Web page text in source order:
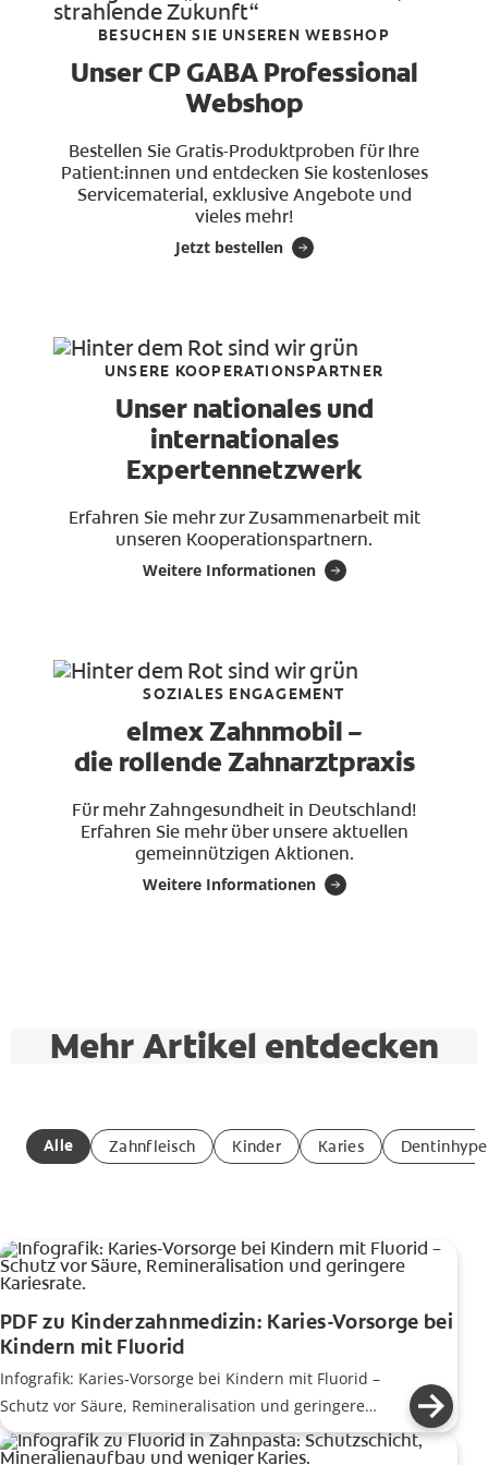
BESUCHEN SIE UNSEREN WEBSHOP
Unser CP GABA Professional
Webshop
Bestellen Sie Gratis-Produktproben für Ihre
Patient:innen und entdecken Sie kostenloses
Servicematerial, exklusive Angebote und
vieles mehr!
Jetzt bestellen
UNSERE KOOPERATIONSPARTNER
Unser nationales und
internationales
Expertennetzwerk
Erfahren Sie mehr zur Zusammenarbeit mit
unseren Kooperationspartnern.
Weitere Informationen
SOZIALES ENGAGEMENT
elmex Zahnmobil –
die rollende Zahnarztpraxis
Für mehr Zahngesundheit in Deutschland!
Erfahren Sie mehr über unsere aktuellen
gemeinnützigen Aktionen.
Weitere Informationen
Mehr Artikel entdecken
Alle Zahnfleisch Kinder Karies
PDF zu Kinderzahnmedizin: Karies-Vorsorge bei
Kindern mit Fluorid
Infografik: Karies‑Vorsorge bei Kindern mit Fluorid –
Schutz vor Säure, Remineralisation und geringere
Kariesrate.